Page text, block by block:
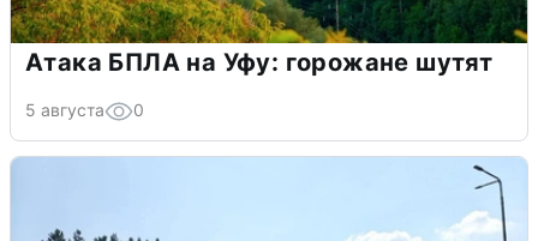
Атака БПЛА на Уфу: горожане шутят
5 августа 0